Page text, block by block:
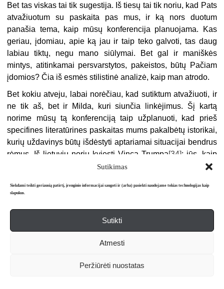
Sutikimas
Siekdami teikti geriausią patirtį, įrenginio informacijai saugoti ir (arba) pasiekti naudojame tokias technologijas kaip
slapukus.
Sutikti
Atmesti
Peržiūrėti nuostatas
Bet tas viskas tai tik sugestija. Iš tiesų tai tik noriu, kad Pats
atvažiuotum su paskaita pas mus, ir ką nors duotum
panašia tema, kaip mūsų konferencija planuojama. Kas
geriau, įdomiau, apie ką jau ir taip teko galvoti, tas daug
labiau tiktų, negu mano siūlymai. Bet gal ir maniškės
mintys, atitinkamai persvarstytos, pakeistos, būtų Pačiam
įdomios? Čia iš esmės stilistinė analizė, kaip man atrodo.
Bet kokiu atveju, labai norėčiau, kad sutiktum atvažiuoti, ir
ne tik aš, bet ir Milda, kuri siunčia linkėjimus. Šį kartą
norime mūsų tą konferenciją taip užplanuoti, kad prieš
specifines literatūrines paskaitas mums pakalbėtų istorikai,
kurių uždavinys būtų išdėstyti aptariamai situacijai bendrus
rėmus. Iš lietuvių noriu kviesti Vincą Trumpą[34]; jūs, kaip
kaimynai, galėtumėt kartu ir atvažiuoti.
Tai kaip? Apsiimk, labai džiaugsimės. Nesijausk
suvaržytas mano samprotavimais; čia ne sąlygos, bet